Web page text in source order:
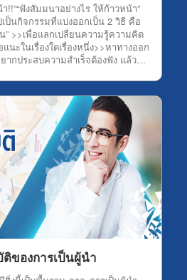
างอย่างในสถานที่ที่เงียบสงบ สะดวก
ามารถช่วยให้ความคิดไหลลื่น และ
หาเวลาว่าง และสถานที่สงบๆ คิด
บจุดจบแห่งความสำเร็จอย่าง
ห้เยอะๆ คือ การศึกษาความรู้จาก
ซึ่งการที่คุณมีความรู้ มักจะช่วยให้คุณ
ำเร็จได้ง่ายขึ้น และไม่ต้องเสียเวลา
ช้ความรู้ทั้งหมดมาปฏิบัติให้สำริดผลก็
คือ ช่วยคิด ช่วยวิเคราะห์ และช่วย
ดคุณคนเดียวอาจไม่ใช่ความคิดที่ดี
พื่อให้เกิดหลายแนวความคิด
เคราะห์ผลงานคนอื่น ช่วยให้สมอง
ขึ้น อีกทั้ง ช่วยให้คุณสามารถนำความ
ความสำเร็จของตัวเองได้ และเป็นวิธีที่
รประสบความสำเร็จในเรื่องของ
อง
!!”“ฟังสัมมนาอย่างไร ให้ก้าวหน้า”
นกิจกรรมที่แบ่งออกเป็น 2 วิธี คือ
” >>เพื่อแลกเปลี่ยนความรู้ความคิด
ะในเรื่องใดเรื่องหนึ่ง>>หาทางออก
กประสบความสำเร็จต้องฟัง แล้ว
เร็จ1.ฟังอย่างมีจุดมุ่งหมายโดยทั่วไป
ง คือ ฟังเพื่อความเพลิดเพลิน , ฟัง
ตหรือความจรรโลงใจ ดังนั้น เมื่อใคร
อ “ความสำเร็จ”ต้องตั้งใจฟังเพื่อ
การฟังให้มากที่สุด ถ้าความจำไม่ค่อย
มรู้ให้มากที่สุด 2.มีความพร้อมการที่
ร้อมทั้งร่างกายและจิตใจ ตลอดจนมี
อมทางร่างกาย เช่น สุขภาพทาง
อิดโรย และต้องพร้อมทางจิตใจด้วย
ฟังอย่างเข้าใจ แล้วทุกอย่างจะดี
สิ่งที่สำคัญสำหรับทุกสิ่งทุกอย่าง ซึ่ง
ด้วยความตั้งใจจดจ่ออยู่กับเรื่องที่ฟัง
ที่อื่น ไม่เช่นนั้น ความรู้ที่คุณจะได้รับ
กระตือรือร้นใครที่ฟังสัมมนาความรู้มี
ฟังที่มองเห็นประโยชน์หรือเห็นคุณค่า
ของการเป็นผู้นำ